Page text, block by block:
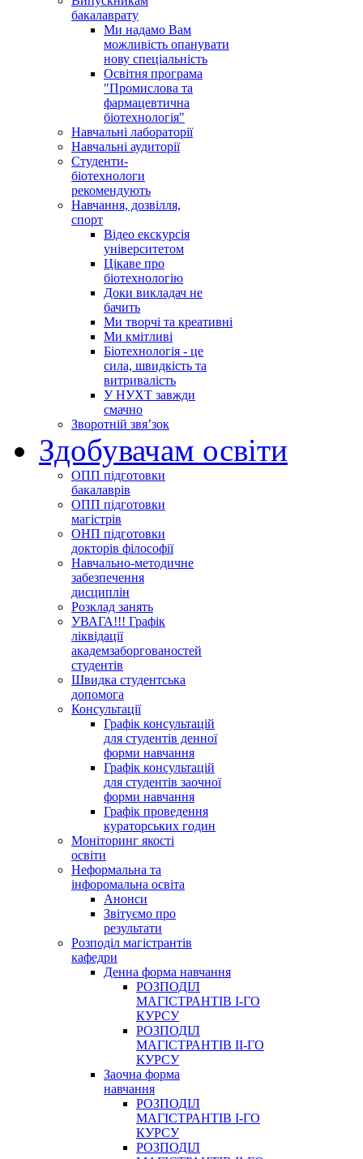
бакалаврату
Ми надамо Вам
можливість опанувати
нову спеціальність
Освітня програма
"Промислова та
фармацевтична
біотехнологія"
Навчальні лабораторії
Навчальні аудиторії
Студенти-
біотехнологи
рекомендують
Навчання, дозвілля,
спорт
Відео екскурсія
університетом
Цікаве про
біотехнологію
Доки викладач не
бачить
Ми творчі та креативні
Ми кмітливі
Біотехнологія - це
сила, швидкість та
витривалість
У НУХТ завжди
смачно
Зворотній звя’зок
Здобувачам освіти
ОПП підготовки
бакалаврів
ОПП підготовки
магістрів
ОНП підготовки
докторів філософії
Навчально-методичне
забезпечення
дисциплін
Розклад занять
УВАГА!!! Графік
ліквідації
академзаборгованостей
студентів
Швидка студентська
допомога
Консультації
Графік консультацій
для студентів денної
форми навчання
Графік консультацій
для студентів заочної
форми навчання
Графік проведення
кураторських годин
Моніторинг якості
освіти
Неформальна та
інфоромальна освіта
Анонси
Звітуємо про
результати
Розподіл магістрантів
кафедри
Денна форма навчання
РОЗПОДІЛ
МАГІСТРАНТІВ І-ГО
КУРСУ
РОЗПОДІЛ
МАГІСТРАНТІВ ІІ-ГО
КУРСУ
Заочна форма
навчання
РОЗПОДІЛ
МАГІСТРАНТІВ І-ГО
КУРСУ
РОЗПОДІЛ